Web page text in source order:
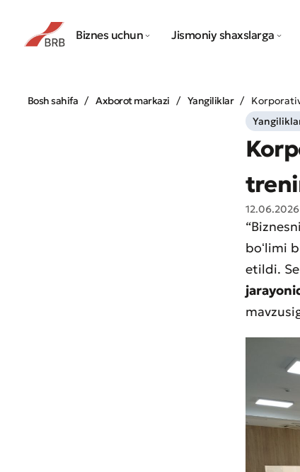
Biznes uchun Jismoniy shaxslarga
Bosh sahifa Axborot markazi Yangiliklar
12.06.2026
boʻlimi
etildi.